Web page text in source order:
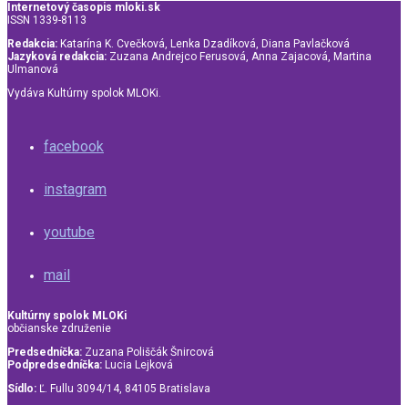
Internetový časopis mloki.sk
ISSN 1339-8113
Redakcia: Katarína K. Cvečková, Lenka Dzadíková, Diana Pavlačková
Jazyková redakcia: Zuzana Andrejco Ferusová, Anna Zajacová, Martina
Ulmanová
Vydáva Kultúrny spolok MLOKi.
facebook
instagram
youtube
mail
Kultúrny spolok MLOKi
občianske združenie
Predsedníčka: Zuzana Poliščák Šnircová
Podpredsedníčka: Lucia Lejková
Sídlo: Ľ. Fullu 3094/14, 84105 Bratislava